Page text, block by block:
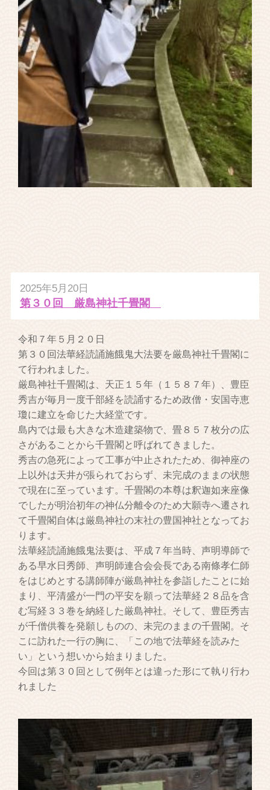
2025年5月20日
第３０回 厳島神社千畳閣
令和７年５月２０日
第３０回法華経読誦施餓鬼大法要を厳島神社千畳閣に
て行われました。
厳島神社千畳閣は、天正１５年（１５８７年）、豊臣
秀吉が毎月一度千部経を読誦するため政僧・安国寺恵
瓊に建立を命じた大経堂です。
島内では最も大きな木造建築物で、畳８５７枚分の広
さがあることから千畳閣と呼ばれてきました。
秀吉の急死によって工事が中止されたため、御神座の
上以外は天井が張られておらず、未完成のままの状態
で現在に至っています。千畳閣の本尊は釈迦如来座像
でしたが明治初年の神仏分離令のため大願寺へ遷され
て千畳閣自体は厳島神社の末社の豊国神社となってお
ります。
法華経読誦施餓鬼法要は、平成７年当時、声明導師で
ある早水日秀師、声明師連合会会長である南條孝仁師
をはじめとする講師陣が厳島神社を参詣したことに始
まり、平清盛が一門の平安を願って法華経２８品を含
む写経３３巻を納経した厳島神社。そして、豊臣秀吉
が千僧供養を発願しものの、未完のままの千畳閣。そ
こに訪れた一行の胸に、「この地で法華経を読みた
い」という想いから始まりました。
今回は第３０回として例年とは違った形にて執り行わ
れました